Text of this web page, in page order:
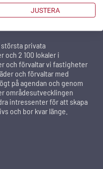
privata
och 2 100 lokaler i
och förvaltar vi fastigheter
och förvaltar med
på agendan och genom
områdesutvecklingen
intressenter för att skapa
och bor kvar länge.
JUSTERA